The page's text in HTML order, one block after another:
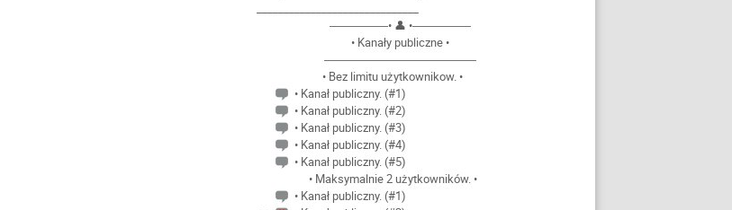
―――――• 👤 •―――――
• Kanały publiczne •
―――――――――――――
• Bez limitu użytkownikow. •
• Kanał publiczny. (#1)
• Kanał publiczny. (#2)
• Kanał publiczny. (#3)
• Kanał publiczny. (#4)
• Kanał publiczny. (#5)
• Maksymalnie 2 użytkowników. •
• Kanał publiczny. (#1)